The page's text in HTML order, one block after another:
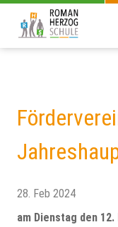
28. Feb 2024
am Dienstag den